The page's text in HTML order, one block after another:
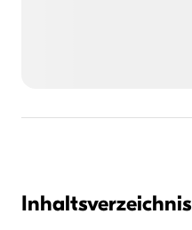
Inhaltsverzeichnis